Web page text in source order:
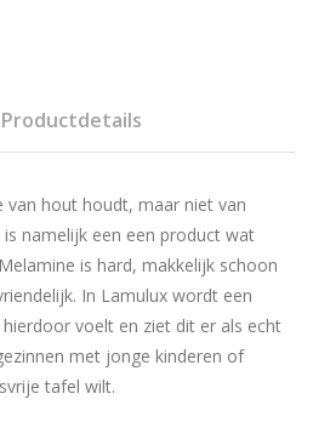
Productdetails
van hout houdt, maar niet van
namelijk een een product wat
is hard, makkelijk schoon
In Lamulux wordt een
voelt en ziet dit er als echt
met jonge kinderen of
tafel wilt.